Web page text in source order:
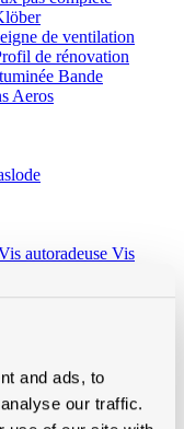
and ads, to
our traffic.
de ventilation
de rénovation
Bande
Aeros
autoradeuse Vis
Borgh et variante
DistripaintsFribel
Marcovis